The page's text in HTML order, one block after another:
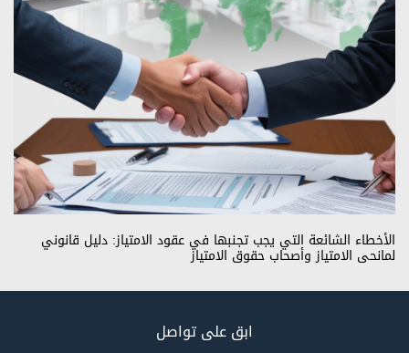
الأخطاء الشائعة التي يجب تجنبها في عقود الامتياز: دليل قانوني
لمانحي الامتياز وأصحاب حقوق الامتياز
ابق على تواصل